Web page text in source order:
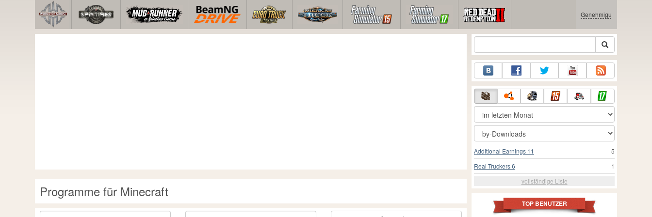
Genehmigung
Programme für Minecraft
5
Additional Earnings 11
1
Real Truckers 6
vollständige Liste
TOP BENUTZER